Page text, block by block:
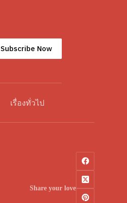
Subscribe Now
เรื่องทั่วไป
Share your love